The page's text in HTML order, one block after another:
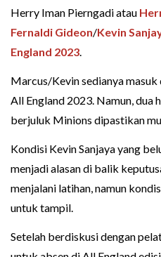
Herry Iman Pierngadi atau
Fernaldi Gideon/Kevin
England 2023.
Marcus/Kevin sedianya
All England 2023. Namun, dua
berjuluk Minions dipastikan
Kondisi Kevin Sanjaya yang
menjadi alasan di balik
menjalani latihan, namun
untuk tampil.
Setelah berdiskusi dengan